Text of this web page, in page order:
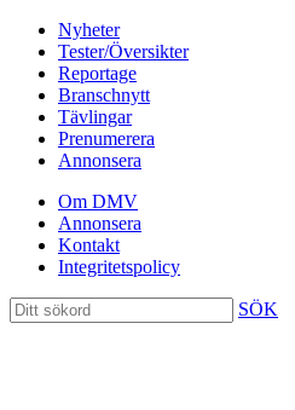
Nyheter
Tester/Översikter
Reportage
Branschnytt
Tävlingar
Prenumerera
Annonsera
Om DMV
Annonsera
Kontakt
Integritetspolicy
SÖK